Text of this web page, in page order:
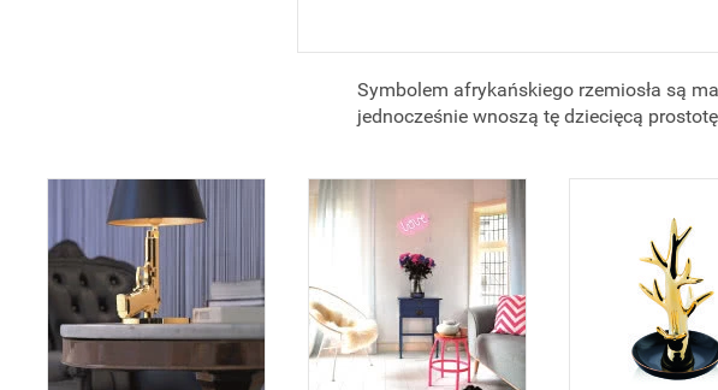
Symbolem afrykańskiego rzemiosła są
jednocześnie wnoszą tę dziecięcą